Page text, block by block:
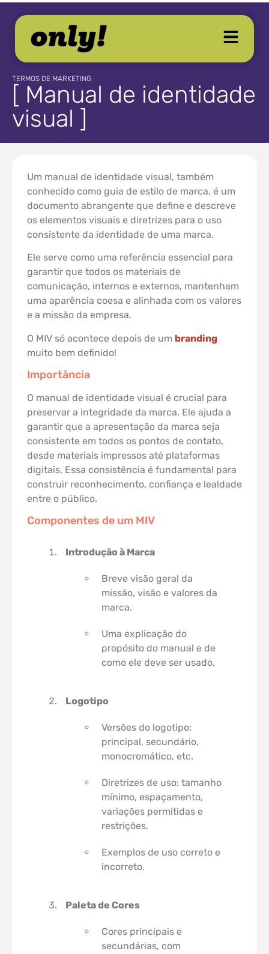
TERMOS DE MARKETING
[ Manual de identidade
visual ]
Um manual de identidade visual, também
conhecido como guia de estilo de marca, é um
documento abrangente que define e descreve
os elementos visuais e diretrizes para o uso
consistente da identidade de uma marca.
Ele serve como uma referência essencial para
garantir que todos os materiais de
comunicação, internos e externos, mantenham
uma aparência coesa e alinhada com os valores
e a missão da empresa.
O MIV só acontece depois de um branding
muito bem definido!
Importância
O manual de identidade visual é crucial para
preservar a integridade da marca. Ele ajuda a
garantir que a apresentação da marca seja
consistente em todos os pontos de contato,
desde materiais impressos até plataformas
digitais. Essa consistência é fundamental para
construir reconhecimento, confiança e lealdade
entre o público.
Componentes de um MIV
Introdução à Marca
Breve visão geral da
missão, visão e valores da
marca.
Uma explicação do
propósito do manual e de
como ele deve ser usado.
Logotipo
Versões do logotipo:
principal, secundário,
monocromático, etc.
Diretrizes de uso: tamanho
mínimo, espaçamento,
variações permitidas e
restrições.
Exemplos de uso correto e
incorreto.
Paleta de Cores
Cores principais e
secundárias, com